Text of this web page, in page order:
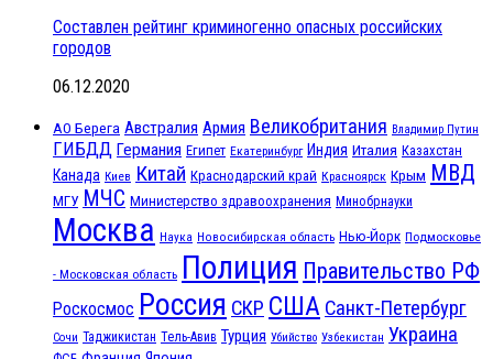
Составлен рейтинг криминогенно опасных российских
городов
06.12.2020
АО Берега Австралия Армия Великобритания Владимир Путин
ГИБДД Германия Египет Екатеринбург Индия Италия Казахстан
Канада Киев Китай Краснодарский край Красноярск Крым МВД
МГУ МЧС Министерство здравоохранения Минобрнауки
Москва Наука Новосибирская область Нью-Йорк Подмосковье
- Московская область Полиция Правительство РФ
Роскосмос Россия СКР США Санкт-Петербург
Сочи Таджикистан Тель-Авив Турция Убийство Узбекистан Украина